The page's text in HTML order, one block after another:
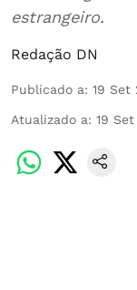
estrangeiro.
Redação DN
Publicado a: 19 Set
Atualizado a: 19 Set